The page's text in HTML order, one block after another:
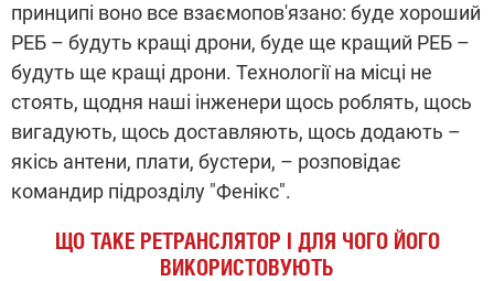
принципі воно все взаємопов'язано: буде хороший
РЕБ – будуть кращі дрони, буде ще кращий РЕБ –
будуть ще кращі дрони. Технології на місці не
стоять, щодня наші інженери щось роблять, щось
вигадують, щось доставляють, щось додають –
якісь антени, плати, бустери, – розповідає
командир підрозділу "Фенікс".
ЩО ТАКЕ РЕТРАНСЛЯТОР І ДЛЯ ЧОГО ЙОГО
ВИКОРИСТОВУЮТЬ